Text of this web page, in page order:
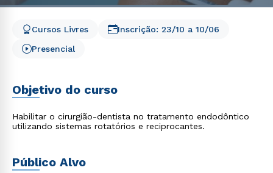
Cursos Livres
Presencial
Inscrição: 23/10 a 10/06
Objetivo do curso
Habilitar o cirurgião-dentista no tratamento endodôntico
utilizando sistemas rotatórios e reciprocantes.
Público Alvo